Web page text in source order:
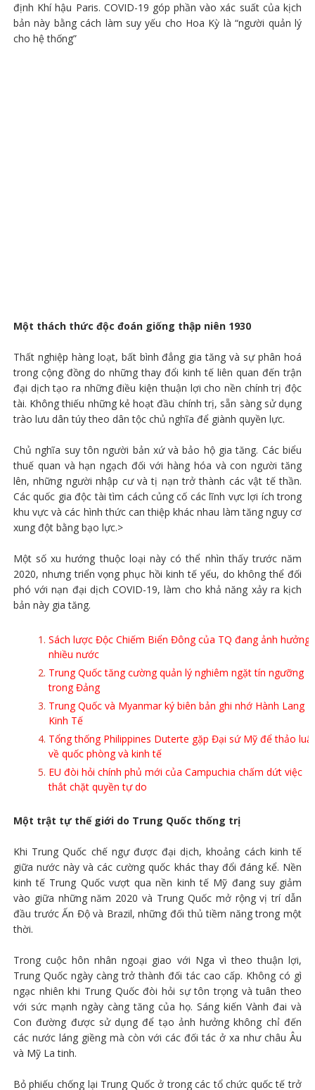
định Khí hậu Paris. COVID-19 góp phần vào xác suất của kịch
bản này bằng cách làm suy yếu cho Hoa Kỳ là “người quản lý
cho hệ thống”
Một thách thức độc đoán giống thập niên 1930
Thất nghiệp hàng loạt, bất bình đẳng gia tăng và sự phân hoá
trong cộng đồng do những thay đổi kinh tế liên quan đến trận
đại dịch tạo ra những điều kiện thuận lợi cho nền chính trị độc
tài. Không thiếu những kẻ hoạt đầu chính trị, sẵn sàng sử dụng
trào lưu dân túy theo dân tộc chủ nghĩa để giành quyền lực.
Chủ nghĩa suy tôn người bản xứ và bảo hộ gia tăng. Các biểu
thuế quan và hạn ngạch đối với hàng hóa và con người tăng
lên, những người nhập cư và tị nạn trở thành các vật tế thần.
Các quốc gia độc tài tìm cách củng cố các lĩnh vực lợi ích trong
khu vực và các hình thức can thiệp khác nhau làm tăng nguy cơ
xung đột bằng bạo lực.>
Một số xu hướng thuộc loại này có thể nhìn thấy trước năm
2020, nhưng triển vọng phục hồi kinh tế yếu, do không thể đối
phó với nạn đại dịch COVID-19, làm cho khả năng xảy ra kịch
bản này gia tăng.
Sách lược Độc Chiếm Biển Đông của TQ đang ảnh hưởng
nhiều nước
Trung Quốc tăng cường quản lý nghiêm ngặt tín ngưỡng
trong Đảng
Trung Quốc và Myanmar ký biên bản ghi nhớ Hành Lang
Kinh Tế
Tổng thống Philippines Duterte gặp Đại sứ Mỹ để thảo
về quốc phòng và kinh tế
EU đòi hỏi chính phủ mới của Campuchia chấm dứt việc
thắt chặt quyền tự do
Một trật tự thế giới do Trung Quốc thống trị
Khi Trung Quốc chế ngự được đại dịch, khoảng cách kinh tế
giữa nước này và các cường quốc khác thay đổi đáng kể. Nền
kinh tế Trung Quốc vượt qua nền kinh tế Mỹ đang suy giảm
vào giữa những năm 2020 và Trung Quốc mở rộng vị trí dẫn
đầu trước Ấn Độ và Brazil, những đối thủ tiềm năng trong một
thời.
Trong cuộc hôn nhân ngoại giao với Nga vì theo thuận lợi,
Trung Quốc ngày càng trở thành đối tác cao cấp. Không có gì
ngạc nhiên khi Trung Quốc đòi hỏi sự tôn trọng và tuân theo
với sức mạnh ngày càng tăng của họ. Sáng kiến Vành đai và
Con đường được sử dụng để tạo ảnh hưởng không chỉ đến
các nước láng giềng mà còn với các đối tác ở xa như châu Âu
và Mỹ La tinh.
Bỏ phiếu chống lại Trung Quốc ở trong các tổ chức quốc tế trở